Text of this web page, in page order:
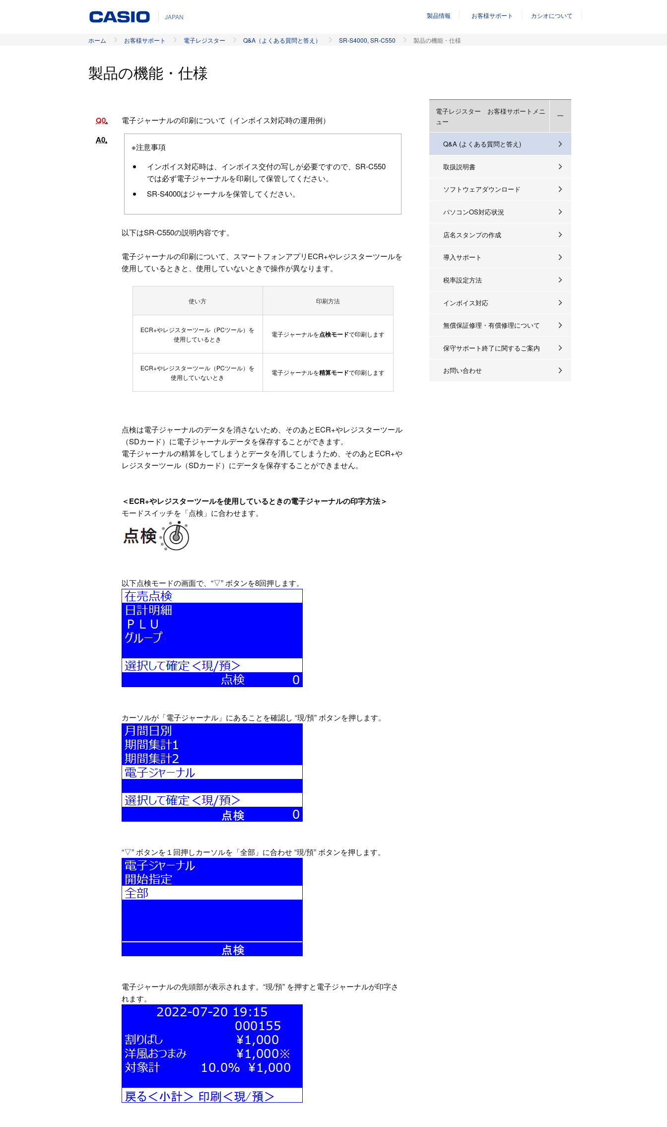
JAPAN 製品情報 お客様サポート カシオについて
ホーム お客様サポート 電子レジスター Q&A（よくある質問と答え） SR-S4000, SR-C550 製品の機能・仕様
製品の機能・仕様
Q0 電子ジャーナルの印刷について（インボイス対応時の運用例）
A0
※注意事項
インボイス対応時は、インボイス交付の写しが必要ですので、SR-C550
では必ず電子ジャーナルを印刷して保管してください。
SR-S4000はジャーナルを保管してください。
以下はSR-C550の説明内容です。
電子ジャーナルの印刷について、スマートフォンアプリECR+やレジスターツールを
使用しているときと、使用していないときで操作が異なります。
使い方 印刷方法
ECR+やレジスターツール（PCツール）を
使用しているとき
電子ジャーナルを点検モードで印刷します
ECR+やレジスターツール（PCツール）を
使用していないとき
電子ジャーナルを精算モードで印刷します
点検は電子ジャーナルのデータを消さないため、そのあとECR+やレジスターツール
（SDカード）に電子ジャーナルデータを保存することができます。
電子ジャーナルの精算をしてしまうとデータを消してしまうため、そのあとECR+や
レジスターツール（SDカード）にデータを保存することができません。
＜ECR+やレジスターツールを使用しているときの電子ジャーナルの印字方法＞
モードスイッチを「点検」に合わせます。
以下点検モードの画面で、“▽” ボタンを8回押します。
カーソルが「電子ジャーナル」にあることを確認し “現/預” ボタンを押します。
“▽” ボタンを１回押しカーソルを「全部」に合わせ “現/預” ボタンを押します。
電子ジャーナルの先頭部が表示されます。“現/預” を押すと電子ジャーナルが印字さ
れます。
電子レジスター お客様サポートメニ
ュー
Q&A (よくある質問と答え)
取扱説明書
ソフトウェアダウンロード
パソコンOS対応状況
店名スタンプの作成
導入サポート
税率設定方法
インボイス対応
無償保証修理・有償修理について
保守サポート終了に関するご案内
お問い合わせ